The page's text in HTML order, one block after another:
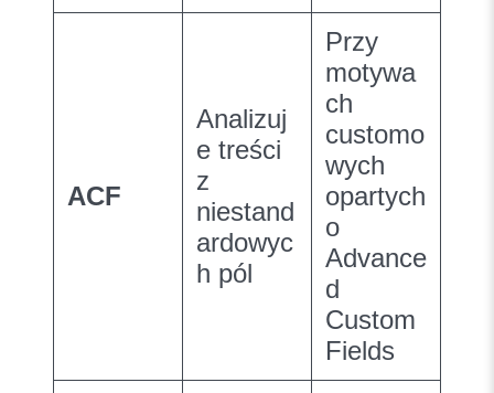
ACF
Analizuj
e treści
z
niestand
ardowyc
h pól
Przy
motywa
ch
customo
wych
opartych
o
Advance
d
Custom
Fields